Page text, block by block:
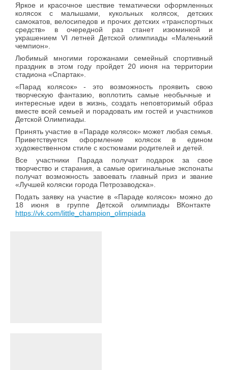
Яркое и красочное шествие тематически оформленных
колясок с малышами, кукольных колясок, детских
самокатов, велосипедов и прочих детских «транспортных
средств» в очередной раз станет изюминкой и
украшением VI летней Детской олимпиады «Маленький
чемпион».
Любимый многими горожанами семейный спортивный
праздник в этом году пройдет 20 июня на территории
стадиона «Спартак».
«Парад колясок» - это возможность проявить свою
творческую фантазию, воплотить самые необычные и
интересные идеи в жизнь, создать неповторимый образ
вместе всей семьей и порадовать им гостей и участников
Детской Олимпиады.
Принять участие в «Параде колясок» может любая семья.
Приветствуется оформление колясок в едином
художественном стиле с костюмами родителей и детей.
Все участники Парада получат подарок за свое
творчество и старания, а самые оригинальные экспонаты
получат возможность завоевать главный приз и звание
«Лучшей коляски города Петрозаводска».
Подать заявку на участие в «Параде колясок» можно до
18 июня в группе Детской олимпиады ВКонтакте
https://vk.com/little_champion_olimpiada